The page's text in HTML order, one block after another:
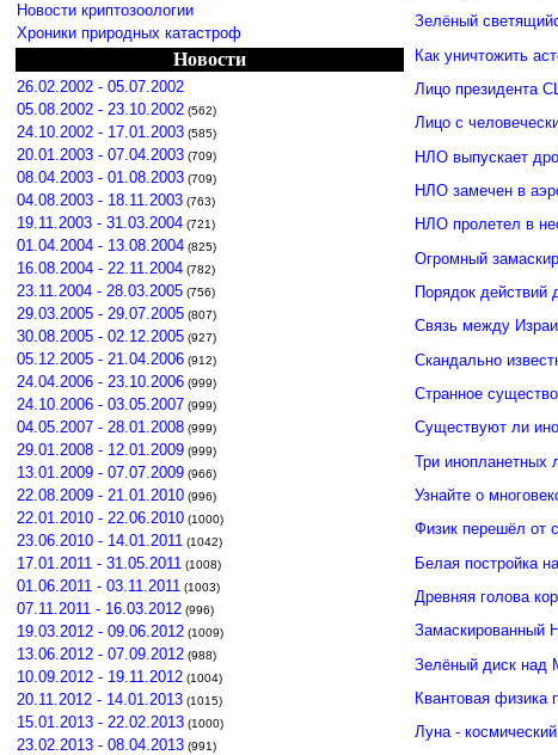
Новости криптозоологии
Хроники природных катастроф
Новости
26.02.2002 - 05.07.2002
05.08.2002 - 23.10.2002 (562)
24.10.2002 - 17.01.2003 (585)
20.01.2003 - 07.04.2003 (709)
08.04.2003 - 01.08.2003 (709)
04.08.2003 - 18.11.2003 (763)
19.11.2003 - 31.03.2004 (721)
01.04.2004 - 13.08.2004 (825)
16.08.2004 - 22.11.2004 (782)
23.11.2004 - 28.03.2005 (756)
29.03.2005 - 29.07.2005 (807)
30.08.2005 - 02.12.2005 (927)
05.12.2005 - 21.04.2006 (912)
24.04.2006 - 23.10.2006 (999)
24.10.2006 - 03.05.2007 (999)
04.05.2007 - 28.01.2008 (999)
29.01.2008 - 12.01.2009 (999)
13.01.2009 - 07.07.2009 (966)
22.08.2009 - 21.01.2010 (996)
22.01.2010 - 22.06.2010 (1000)
23.06.2010 - 14.01.2011 (1042)
17.01.2011 - 31.05.2011 (1008)
01.06.2011 - 03.11.2011 (1003)
07.11.2011 - 16.03.2012 (996)
19.03.2012 - 09.06.2012 (1009)
13.06.2012 - 07.09.2012 (988)
10.09.2012 - 19.11.2012 (1004)
20.11.2012 - 14.01.2013 (1015)
15.01.2013 - 22.02.2013 (1000)
23.02.2013 - 08.04.2013 (991)
Зелёный
Как уничтожить
Лицо президента
Лицо с
НЛО выпускает
НЛО замечен в
НЛО пролетел в
Огромный
Порядок
Связь между
Скандально
Странное
Существуют ли
Три инопланетных
Узнайте о
Физик перешёл от
Белая постройка
Древняя голова
Замаскированный
Зелёный диск над
Квантовая
Луна -